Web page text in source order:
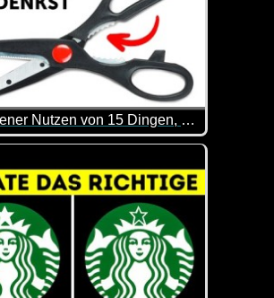
Verborgener Nutzen von 15 Dingen, die du zu Hause hast
den Zweck jedes Gegenstandes in